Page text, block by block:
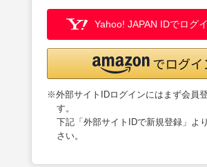
Yahoo! JAPAN IDでログ
※外部サイトIDログインにはまず会員
す。
下記「外部サイトIDで新規登録」よ
さい。